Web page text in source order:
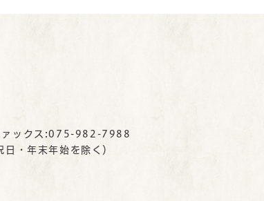
ァックス:075-982-7988
・年末年始を除く）